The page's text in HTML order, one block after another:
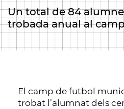
Un total de 84
trobada anual al
El camp de futbol
trobat l’alumnat dels